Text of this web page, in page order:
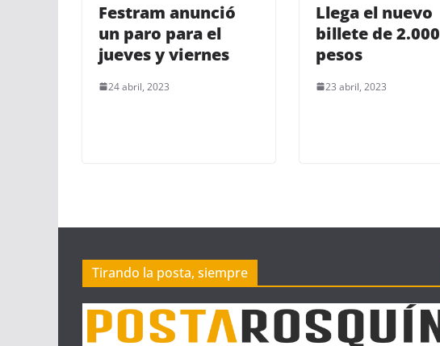
Festram anunció
un paro para el
jueves y viernes
24 abril, 2023
Llega el nuevo
billete de 2.000
pesos
23 abril, 2023
Tirando la posta, siempre